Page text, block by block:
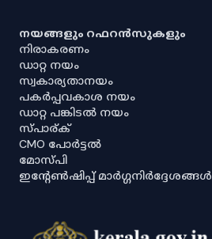
നയങ്ങളും റഫറൻസുകളും
നിരാകരണം
ഡാറ്റ നയം
സ്വകാര്യതാനയം
പകർപ്പവകാശ നയം
ഡാറ്റ പങ്കിടൽ നയം
സ്പാര്ക്
CMO പോർട്ടൽ
മോസ്പി
ഇൻ്റേൺഷിപ്പ് മാർഗ്ഗനിർദ്ദേശങ്ങൾ